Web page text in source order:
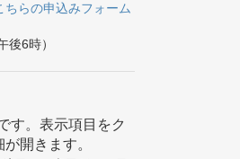
ちらの申込みフォーム
後6時）
す。表示項目をク
開きます。